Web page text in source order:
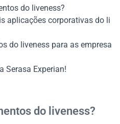
do liveness?
aplicações corporativas do li
do liveness para as empresa
Serasa Experian!
do liveness?